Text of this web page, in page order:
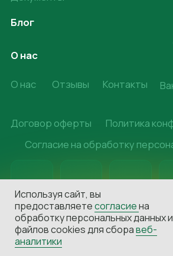
Используя сайт, вы
предоставляетесогласиена
обработку персональных данных и
файлов cookies для сборавеб-
аналитики